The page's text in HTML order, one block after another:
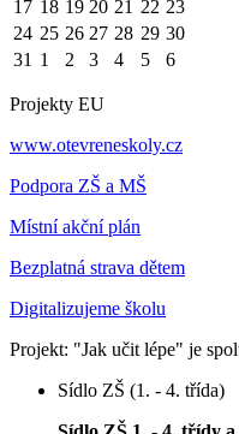
17 18 19 20 21 22 23
24 25 26 27 28 29 30
31 1 2 3 4 5 6
Projekty EU
www.otevreneskoly.cz
Podpora ZŠ a MŠ
Místní akční plán
Bezplatná strava dětem
Digitalizujeme školu
Projekt: "Jak učit lépe" je
Sídlo ZŠ (1. - 4. třída)